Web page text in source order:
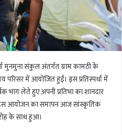
मुनमुना संकुल अंतर्गत ग्राम कामठी के
परिसर में आयोजित हुई। इस प्रतिस्पर्धा में
भाग लेते हुए अपनी प्रतिभा का शानदार
इस आयोजन का समापन आज सांस्कृतिक
के साथ हुआ।